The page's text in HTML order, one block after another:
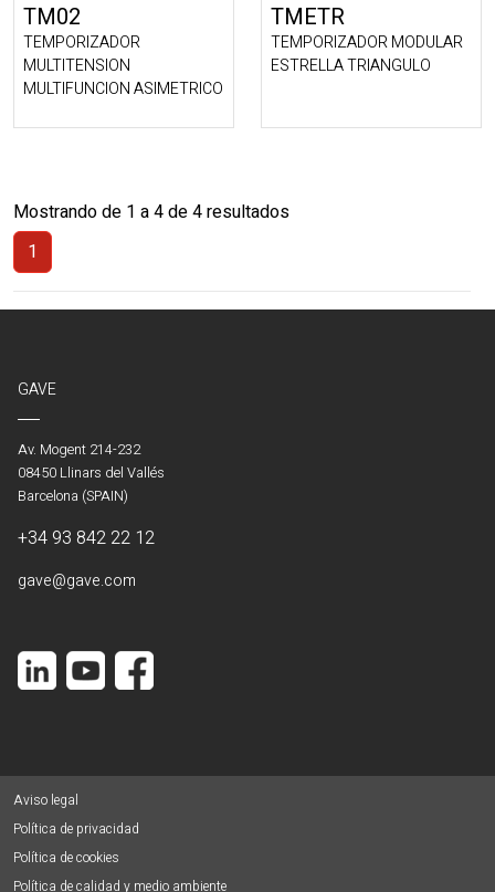
TM02
TEMPORIZADOR
MULTITENSION
MULTIFUNCION ASIMETRICO
TMETR
TEMPORIZADOR MODULAR
ESTRELLA TRIANGULO
Mostrando de 1 a 4 de 4 resultados
1
(Actual)
GAVE
Av. Mogent 214-232
08450 Llinars del Vallés
Barcelona (SPAIN)
+34 93 842 22 12
gave@gave.com
Aviso legal
Política de privacidad
Política de cookies
Política de calidad y medio ambiente